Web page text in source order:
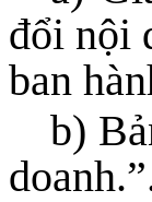
đổi nội
ban
b)
doanh.